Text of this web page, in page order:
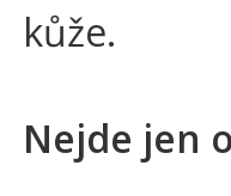
kůže.
Nejde jen